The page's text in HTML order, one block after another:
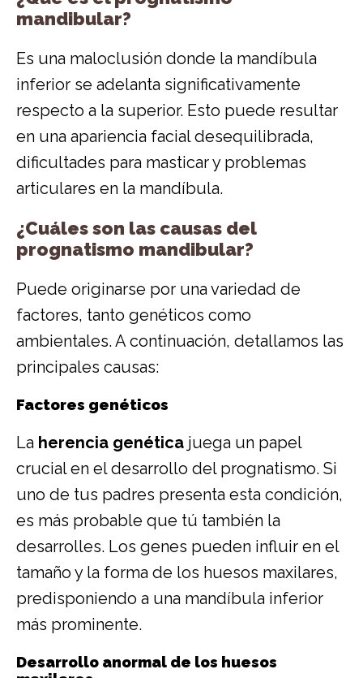
mandibular?
Es una maloclusión donde la mandíbula
inferior se adelanta significativamente
respecto a la superior. Esto puede resultar
en una apariencia facial desequilibrada,
dificultades para masticar y problemas
articulares en la mandíbula.
¿Cuáles son las causas del
prognatismo mandibular?
Puede originarse por una variedad de
factores, tanto genéticos como
ambientales. A continuación, detallamos las
principales causas:
Factores genéticos
La herencia genética juega un papel
crucial en el desarrollo del prognatismo. Si
uno de tus padres presenta esta condición,
es más probable que tú también la
desarrolles. Los genes pueden influir en el
tamaño y la forma de los huesos maxilares,
predisponiendo a una mandíbula inferior
más prominente.
Desarrollo anormal de los huesos